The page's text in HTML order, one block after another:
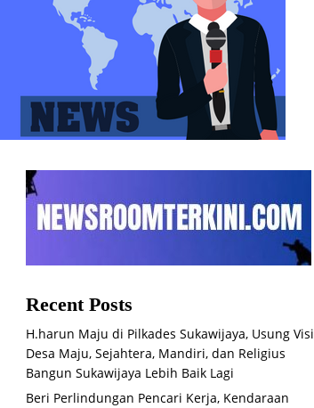
Recent Posts
H.harun Maju di Pilkades Sukawijaya, Usung Visi
Desa Maju, Sejahtera, Mandiri, dan Religius
Bangun Sukawijaya Lebih Baik Lagi
Beri Perlindungan Pencari Kerja, Kendaraan